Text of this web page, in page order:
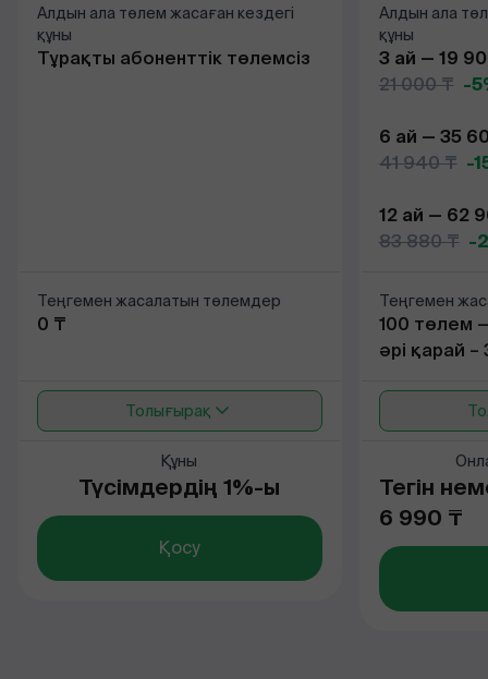
Алдын ала төлем жасаған кездегі
құны
Тұрақты абоненттік төлемсіз
Теңгемен жасалатын төлемдер
0 ₸
Толығырақ
Құны
Түсімдердің 1%-ы
Қосу
Алдын ала
құны
3 ай — 19
21 000 ₸ -
6 ай — 35
41 940 ₸ -
12 ай — 62
83 880 ₸ -
Теңгемен
100 төлем
әрі қарай
Тегін
6 990 ₸